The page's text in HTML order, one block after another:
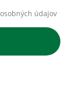
údajov